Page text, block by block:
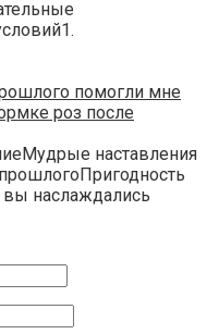
помогли мне
роз после
наставления
вы наслаждались